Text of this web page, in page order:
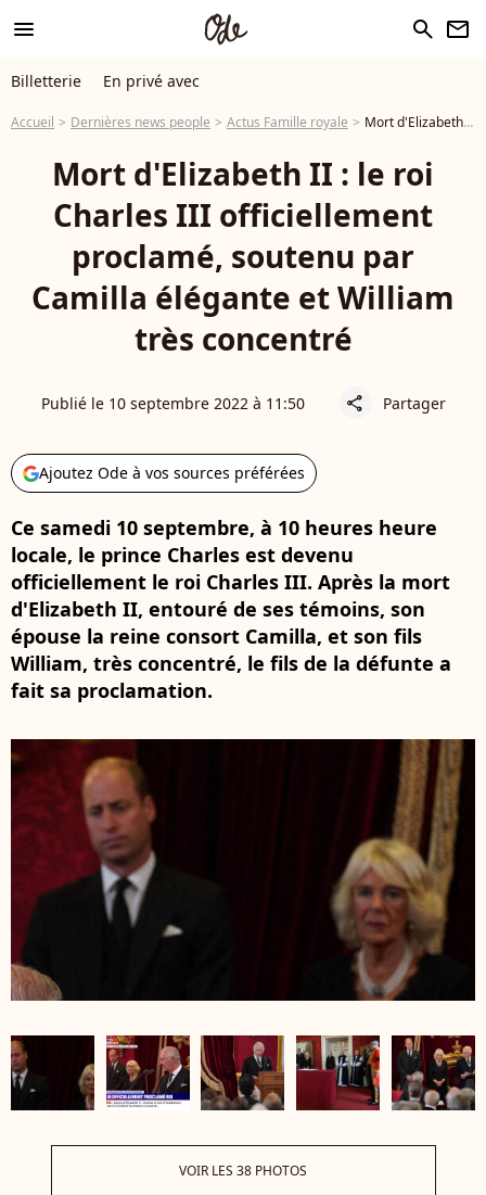
menu search newsletter
Billetterie En privé avec
Accueil Dernières news people Actus Famille royale Mort d'Elizabeth II : le roi Charles III officiellement proclamé, soutenu par Camilla élégante et William très concentré
Mort d'Elizabeth II : le roi
Charles III officiellement
proclamé, soutenu par
Camilla élégante et William
très concentré
Publié le 10 septembre 2022 à 11:50 share Partager
Ajoutez Ode à vos sources préférées
Ce samedi 10 septembre, à 10 heures heure
locale, le prince Charles est devenu
officiellement le roi Charles III. Après la mort
d'Elizabeth II, entouré de ses témoins, son
épouse la reine consort Camilla, et son fils
William, très concentré, le fils de la défunte a
fait sa proclamation.
VOIR LES 38 PHOTOS